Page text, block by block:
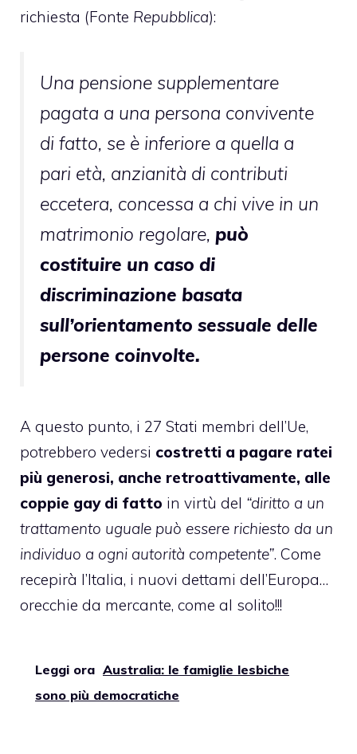
richiesta (Fonte Repubblica):
Una pensione supplementare
pagata a una persona convivente
di fatto, se è inferiore a quella a
pari età, anzianità di contributi
eccetera, concessa a chi vive in un
matrimonio regolare, può
costituire un caso di
discriminazione basata
sull’orientamento sessuale delle
persone coinvolte.
A questo punto, i 27 Stati membri dell’Ue,
potrebbero vedersi costretti a pagare ratei
più generosi, anche retroattivamente, alle
coppie gay di fatto in virtù del “diritto a un
trattamento uguale può essere richiesto da un
individuo a ogni autorità competente”. Come
recepirà l’Italia, i nuovi dettami dell’Europa…
orecchie da mercante, come al solito!!!
Leggi ora Australia: le famiglie lesbiche
sono più democratiche